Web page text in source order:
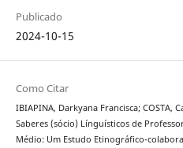
Publicado
2024-10-15
Como Citar
IBIAPINA, Darkyana Francisca; COSTA,
Saberes (sócio) Línguísticos de
Médio: Um Estudo Etinográfico-